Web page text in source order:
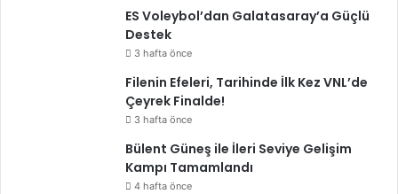
ES Voleybol’dan Galatasaray’a Güçlü
Destek
3 hafta önce
Filenin Efeleri, Tarihinde İlk Kez VNL’de
Çeyrek Finalde!
3 hafta önce
Bülent Güneş ile İleri Seviye Gelişim
Kampı Tamamlandı
4 hafta önce